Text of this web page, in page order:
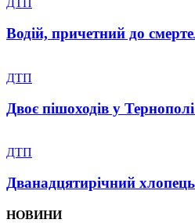
ДТП
Водій, причетний до
ДТП
Двоє пішоходів у
ДТП
Дванадцятирічний
НОВИНИ